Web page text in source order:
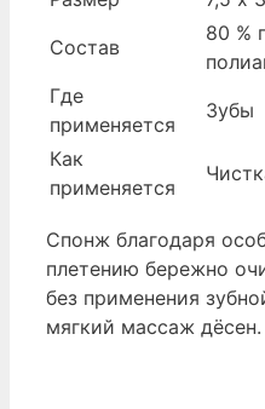
Состав
80 %
Где
применяется
Зубы
Как
применяется
Спонж благодаря
плетению бережно
без применения
мягкий массаж дёсен.